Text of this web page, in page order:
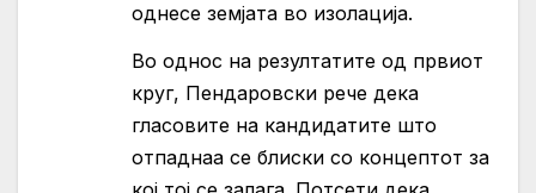
однесе земјата во изолација.
Во однос на резултатите од првиот
круг, Пендаровски рече дека
гласовите на кандидатите што
отпаднаа се блиски со концептот за